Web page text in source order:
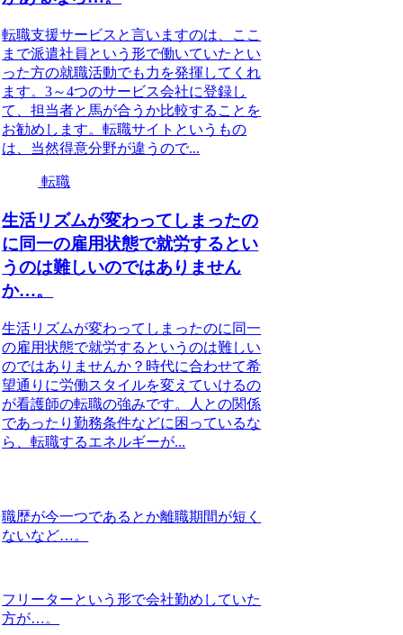
転職支援サービスと言いますのは、ここ
まで派遣社員という形で働いていたとい
った方の就職活動でも力を発揮してくれ
ます。3～4つのサービス会社に登録し
て、担当者と馬が合うか比較することを
お勧めします。転職サイトというもの
は、当然得意分野が違うので...
転職
生活リズムが変わってしまったの
に同一の雇用状態で就労するとい
うのは難しいのではありません
か…。
生活リズムが変わってしまったのに同一
の雇用状態で就労するというのは難しい
のではありませんか？時代に合わせて希
望通りに労働スタイルを変えていけるの
が看護師の転職の強みです。人との関係
であったり勤務条件などに困っているな
ら、転職するエネルギーが...
職歴が今一つであるとか離職期間が短く
ないなど…。
フリーターという形で会社勤めしていた
方が…。